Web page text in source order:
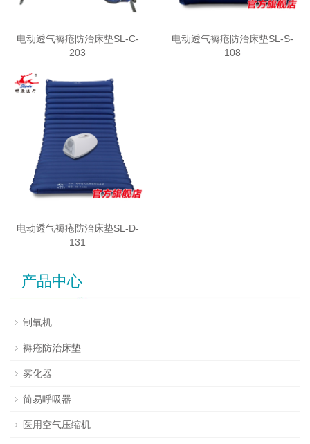
电动透气褥疮防治床垫SL-C-
203
电动透气褥疮防治床垫SL-S-
108
电动透气褥疮防治床垫SL-D-
131
产品中心
制氧机
褥疮防治床垫
雾化器
简易呼吸器
医用空气压缩机